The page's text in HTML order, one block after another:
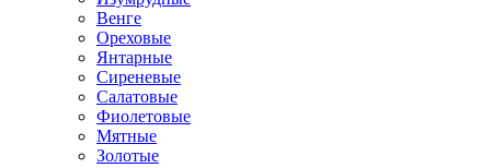
Венге
Ореховые
Янтарные
Сиреневые
Салатовые
Фиолетовые
Мятные
Золотые